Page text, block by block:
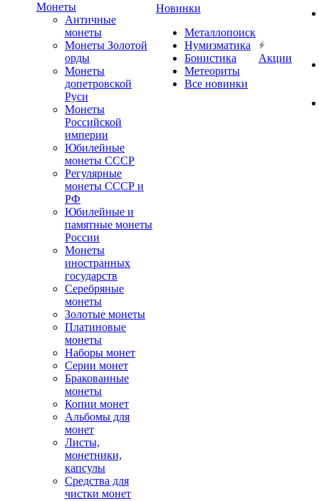
Монеты
Античные
монеты
Монеты Золотой
орды
Монеты
допетровской
Руси
Монеты
Российской
империи
Юбилейные
монеты СССР
Регулярные
монеты СССР и
РФ
Юбилейные и
памятные монеты
России
Монеты
иностранных
государств
Серебряные
монеты
Золотые монеты
Платиновые
монеты
Наборы монет
Серии монет
Бракованные
монеты
Копии монет
Альбомы для
монет
Листы,
монетники,
капсулы
Средства для
чистки монет
Новинки
Металлопоиск
Нумизматика
Бонистика
Метеориты
Все новинки
Акции